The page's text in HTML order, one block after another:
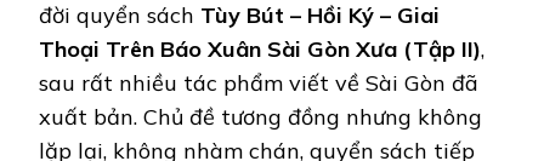
đời quyển sách Tùy Bút – Hồi Ký – Giai
Thoại Trên Báo Xuân Sài Gòn Xưa (Tập II),
sau rất nhiều tác phẩm viết về Sài Gòn đã
xuất bản. Chủ đề tương đồng nhưng không
lặp lại, không nhàm chán, quyển sách tiếp